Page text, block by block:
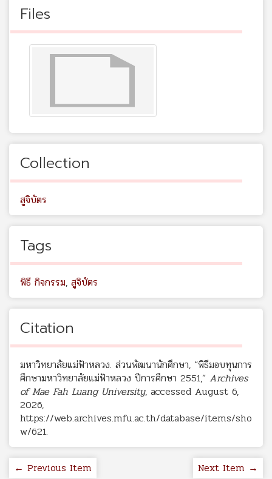
Files
Collection
สูจิบัตร
Tags
พิธี กิจกรรม, สูจิบัตร
Citation
มหาวิทยาลัยแม่ฟ้าหลวง. ส่วนพัฒนานักศึกษา, “พิธีมอบทุนการ
ศึกษามหาวิทยาลัยแม่ฟ้าหลวง ปีการศึกษา 2551,” Archives
of Mae Fah Luang University, accessed August 6,
2026,
https://web.archives.mfu.ac.th/database/items/sho
w/621.
← Previous Item Next Item →